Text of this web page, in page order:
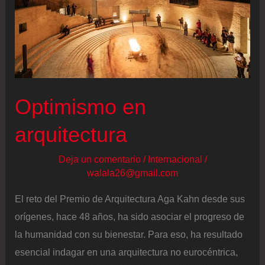
Optimismo en
arquitectura
Deja un comentario / Internacional /
walala26@gmail.com
El reto del Premio de Arquitectura Aga Kahn desde sus
orígenes, hace 48 años, ha sido asociar el progreso de
la humanidad con su bienestar. Para eso, ha resultado
esencial indagar en una arquitectura no eurocéntrica,